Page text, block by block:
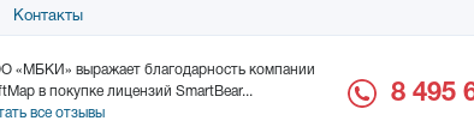
Контакты
«МБКИ» выражает благодарность компании
в покупке лицензий SmartBear...
все отзывы
8 495